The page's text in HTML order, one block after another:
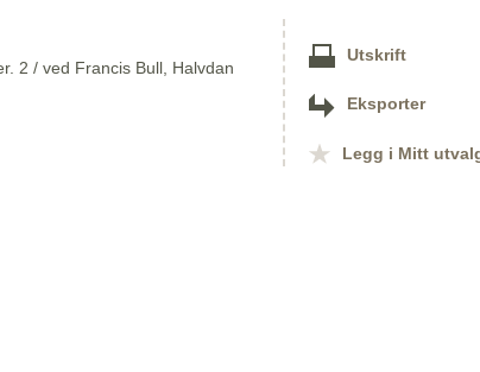
2 / ved Francis Bull, Halvdan
Utskrift
Eksporter
Legg i Mitt